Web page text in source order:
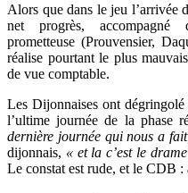
Alors que dans le jeu l’arrivée
net progrès, accompagné
prometteuse (Prouvensier,
réalise pourtant le plus
de vue comptable.
Les Dijonnaises ont
l’ultime journée de la phase
dernière journée qui nous a
dijonnais, « et la c’est le
Le constat est rude, et le CDB :